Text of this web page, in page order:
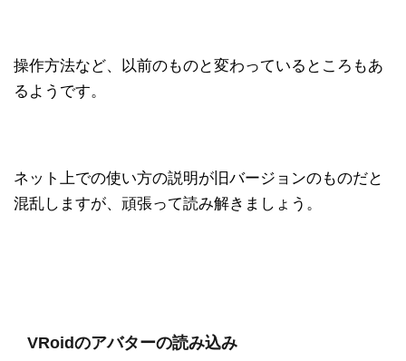
操作方法など、以前のものと変わっているところもあ
るようです。
ネット上での使い方の説明が旧バージョンのものだと
混乱しますが、頑張って読み解きましょう。
VRoidのアバターの読み込み